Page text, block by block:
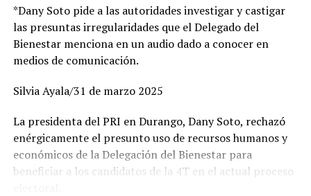
respetuoso de los tiempos y lineamientos electorales, y
que está listo para iniciar formalmente campaña.
“Estamos preparados, organizados y rodeados de gente
que ama Gómez Palacio. Queremos construir un futuro
Por su parte, Jessi Northon, psicólogo del INDEHVAL,
señaló que la prioridad es ofrecer acompañamiento
desde el primer momento. “Nos interesa saber cómo se
contención oportuna”, expresó.
*Dany Soto pide a las autoridades investigar y castigar
las presuntas irregularidades que el Delegado del
Bienestar menciona en un audio dado a conocer en
medios de comunicación.
Silvia Ayala/31 de marzo 2025
La presidenta del PRI en Durango, Dany Soto, rechazó
enérgicamente el presunto uso de recursos humanos y
económicos de la Delegación del Bienestar para
beneficiar a los candidatos de la 4T en el actual proceso